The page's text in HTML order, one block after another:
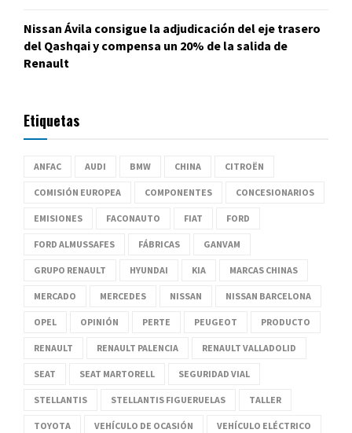
Nissan Ávila consigue la adjudicación del eje trasero
del Qashqai y compensa un 20% de la salida de
Renault
Etiquetas
ANFAC AUDI BMW CHINA CITROËN
COMISIÓN EUROPEA COMPONENTES CONCESIONARIOS
EMISIONES FACONAUTO FIAT FORD
FORD ALMUSSAFES FÁBRICAS GANVAM
GRUPO RENAULT HYUNDAI KIA MARCAS CHINAS
MERCADO MERCEDES NISSAN NISSAN BARCELONA
OPEL OPINIÓN PERTE PEUGEOT PRODUCTO
RENAULT RENAULT PALENCIA RENAULT VALLADOLID
SEAT SEAT MARTORELL SEGURIDAD VIAL
STELLANTIS STELLANTIS FIGUERUELAS TALLER
TOYOTA VEHÍCULO DE OCASIÓN VEHÍCULO ELÉCTRICO